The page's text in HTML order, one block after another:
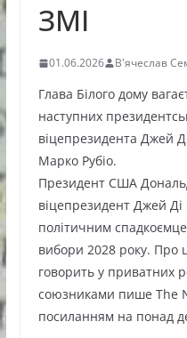
ЗМІ
01.06.2026 В'ячеслав
Глава Білого дому
наступних
віцепрезидента Джей
Марко Рубіо.
Президент США
віцепрезидент Джей
політичним
вибори 2028 року. Про
говорить у приватних
союзниками пише The
посиланням на понад